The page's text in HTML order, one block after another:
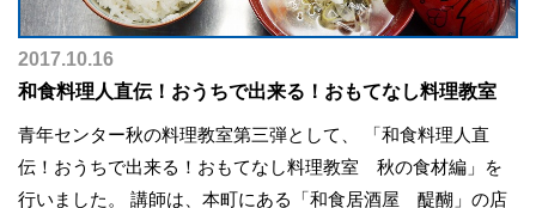
2017.10.16
和食料理人直伝！おうちで出来る！おもてなし料理教室
青年センター秋の料理教室第三弾として、 「和食料理人直
伝！おうちで出来る！おもてなし料理教室 秋の食材編」を
行いました。 講師は、本町にある「和食居酒屋 醍醐」の店